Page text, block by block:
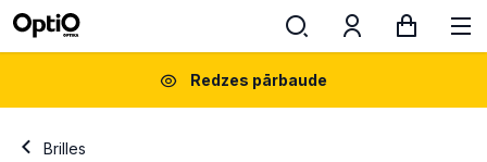
Redzes pārbaude
Brilles